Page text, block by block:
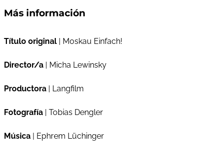
Más información
Título original | Moskau Einfach!
Director/a | Micha Lewinsky
Productora | Langfilm
Fotografía | Tobias Dengler
Música | Ephrem Lüchinger